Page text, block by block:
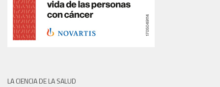
LA CIENCIA DE LA SALUD